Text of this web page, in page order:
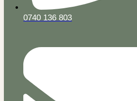
0740 136 803